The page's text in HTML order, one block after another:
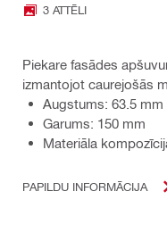
3 ATTĒLI
Piekare fasādes
izmantojot caurejošās
Augstums: 63.5 mm
Garums: 150 mm
Materiāla
PAPILDU INFORMĀCIJA